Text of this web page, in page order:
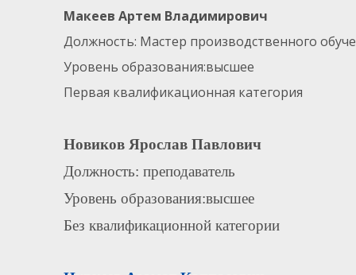
Макеев Артем Владимирович
Должность: Мастер производственного
Уровень образования:высшее
Первая квалификационная категория
Новиков Ярослав Павлович
Должность: преподаватель
Уровень образования:высшее
Без квалификационной категории